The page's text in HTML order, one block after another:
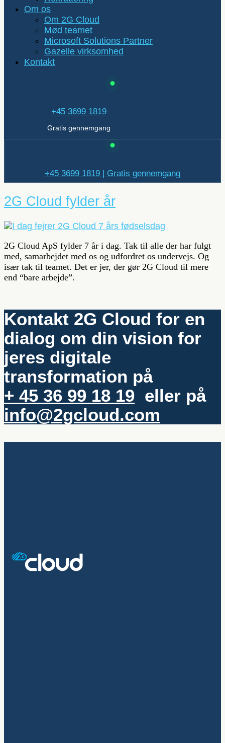
Om os
Om 2G Cloud
Mød teamet
Microsoft Solutions Partner
Gazelle virksomhed
Kontakt
+45 3699 1819
Gratis gennemgang
+45 3699 1819 | Gratis gennemgang
2G Cloud fylder år
2G Cloud ApS fylder 7 år i dag. Tak til alle der har fulgt
med, samarbejdet med os og udfordret os undervejs. Og
især tak til teamet. Det er jer, der gør 2G Cloud til mere
end “bare arbejde”.
Kontakt 2G Cloud for en
dialog om din vision for
jeres digitale
transformation på
+ 45 36 99 18 19 eller på
info@2gcloud.com